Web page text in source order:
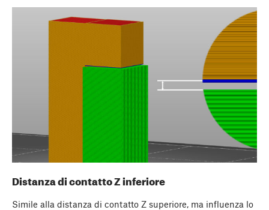
Distanza di contatto Z inferiore
Simile alla distanza di contatto Z superiore, ma influenza lo